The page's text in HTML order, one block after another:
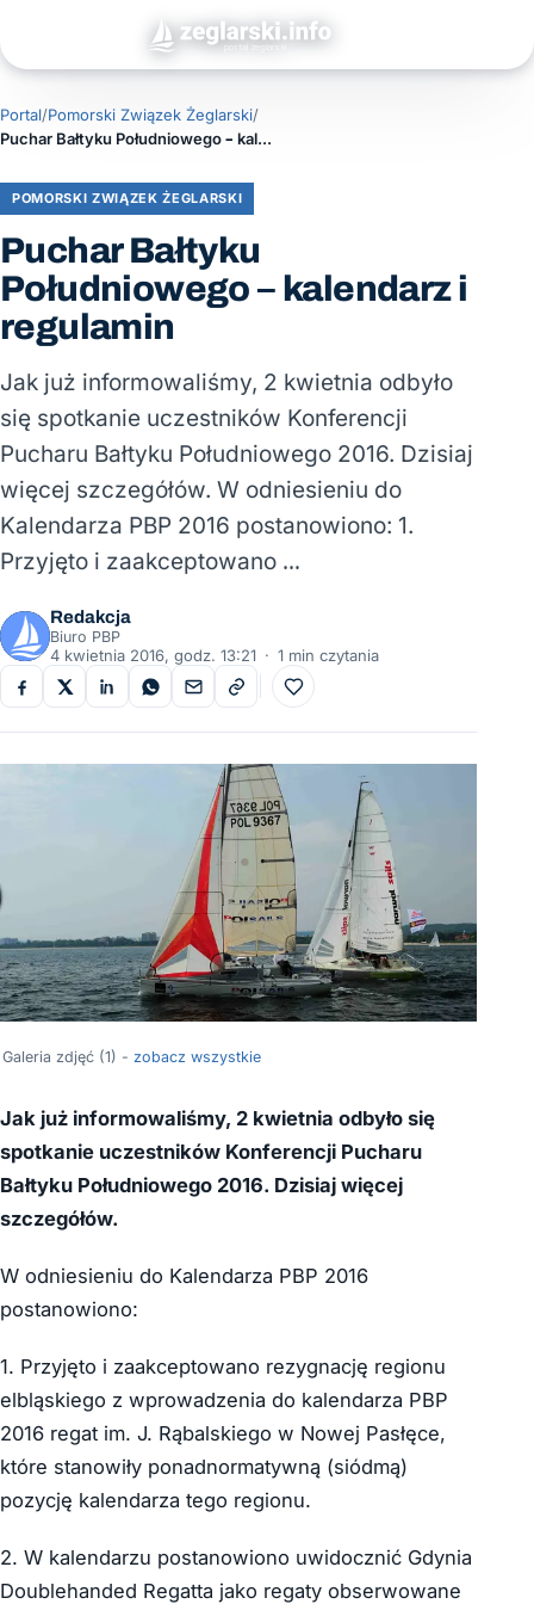
Portal/Pomorski Związek Żeglarski/
Puchar Bałtyku Południowego – kalendarz i regulamin
POMORSKI ZWIĄZEK ŻEGLARSKI
Puchar Bałtyku
Południowego – kalendarz i
regulamin
Jak już informowaliśmy, 2 kwietnia odbyło
się spotkanie uczestników Konferencji
Pucharu Bałtyku Południowego 2016. Dzisiaj
więcej szczegółów. W odniesieniu do
Kalendarza PBP 2016 postanowiono: 1.
Przyjęto i zaakceptowano …
Redakcja
Biuro PBP
4 kwietnia 2016, godz. 13:21 · 1 min czytania
Do ulubionych
Galeria zdjęć (1) - zobacz wszystkie
Jak już informowaliśmy, 2 kwietnia odbyło się
spotkanie uczestników Konferencji Pucharu
Bałtyku Południowego 2016. Dzisiaj więcej
szczegółów.
W odniesieniu do Kalendarza PBP 2016
postanowiono:
1. Przyjęto i zaakceptowano rezygnację regionu
elbląskiego z wprowadzenia do kalendarza PBP
2016 regat im. J. Rąbalskiego w Nowej Pasłęce,
które stanowiły ponadnormatywną (siódmą)
pozycję kalendarza tego regionu.
2. W kalendarzu postanowiono uwidocznić Gdynia
Doublehanded Regatta jako regaty obserwowane